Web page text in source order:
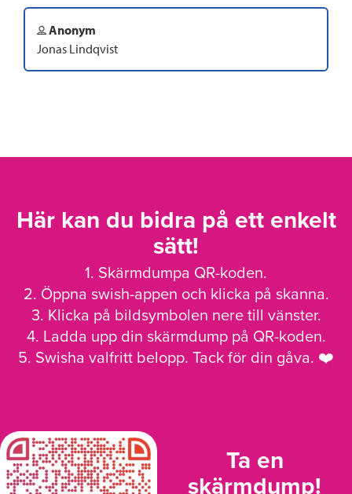
Anonym
Jonas Lindqvist
Här kan du bidra på ett enkelt
sätt!
1. Skärmdumpa QR-koden.
2. Öppna swish-appen och klicka på skanna.
3. Klicka på bildsymbolen nere till vänster.
4. Ladda upp din skärmdump på QR-koden.
5. Swisha valfritt belopp. Tack för din gåva. ❤️
Ta en
skärmdump!